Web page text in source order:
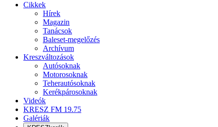
Cikkek
Hírek
Magazin
Tanácsok
Baleset-megelőzés
Archívum
Kreszváltozások
Autósoknak
Motorosoknak
Teherautósoknak
Kerékpárosoknak
Videók
KRESZ FM 19.75
Galériák